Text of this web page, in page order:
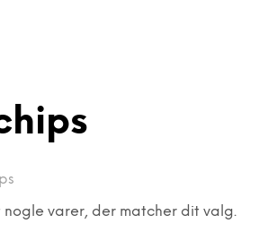
nogle varer, der matcher dit valg.